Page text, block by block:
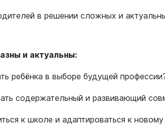
в решении сложных и
и актуальны:
ребёнка в выборе будущей
содержательный и развивающий
к школе и адаптироваться к новому